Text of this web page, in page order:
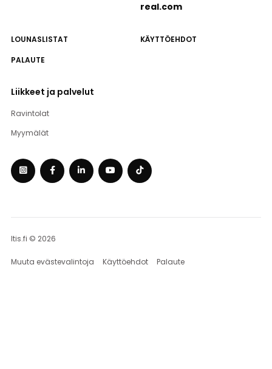
LOUNASLISTAT
KÄYTTÖEHDOT
PALAUTE
Liikkeet ja palvelut
Ravintolat
Myymälät
real.com
Itis.fi © 2026
Muuta evästevalintoja Käyttöehdot Palaute